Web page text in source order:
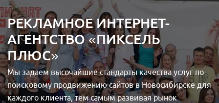
РЕКЛАМНОЕ ИНТЕРНЕТ-
АГЕНТСТВО «ПИКСЕЛЬ
ПЛЮС»
Мы задаем высочайшие стандарты качества услуг по
поисковому продвижению сайтов в Новосибирске для
каждого клиента, тем самым развивая рынок